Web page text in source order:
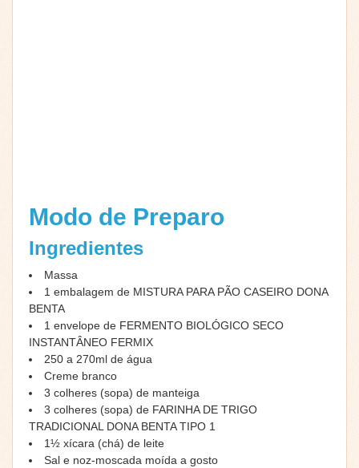
Modo de Preparo
Ingredientes
Massa
1 embalagem de MISTURA PARA PÃO CASEIRO DONA
BENTA
1 envelope de FERMENTO BIOLÓGICO SECO
INSTANTÂNEO FERMIX
250 a 270ml de água
Creme branco
3 colheres (sopa) de manteiga
3 colheres (sopa) de FARINHA DE TRIGO
TRADICIONAL DONA BENTA TIPO 1
1½ xícara (chá) de leite
Sal e noz-moscada moída a gosto